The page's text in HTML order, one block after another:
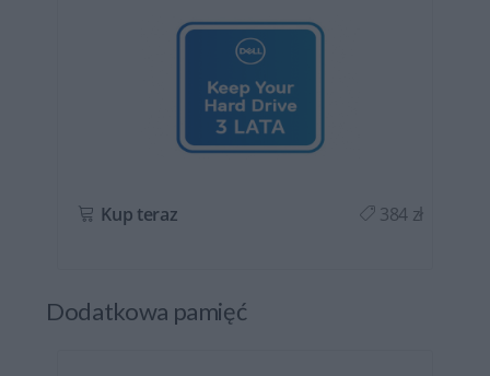
Kup teraz 384 zł
Dodatkowa pamięć